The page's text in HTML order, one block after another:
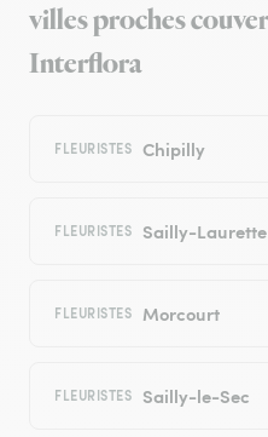
villes proches
Interflora
FLEURISTES Chipilly
FLEURISTES Sailly-Laurette
FLEURISTES Morcourt
FLEURISTES Sailly-le-Sec